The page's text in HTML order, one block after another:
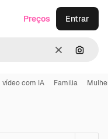
Limpar
Preços Entrar
vídeo com IA Familia